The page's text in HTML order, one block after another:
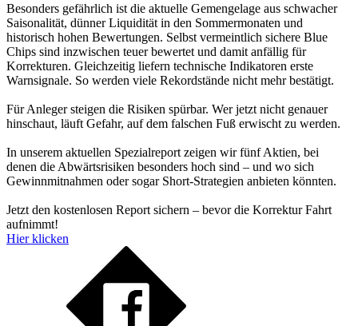
Besonders gefährlich ist die aktuelle Gemengelage aus schwacher
Saisonalität, dünner Liquidität in den Sommermonaten und
historisch hohen Bewertungen. Selbst vermeintlich sichere Blue
Chips sind inzwischen teuer bewertet und damit anfällig für
Korrekturen. Gleichzeitig liefern technische Indikatoren erste
Warnsignale. So werden viele Rekordstände nicht mehr bestätigt.
Für Anleger steigen die Risiken spürbar. Wer jetzt nicht genauer
hinschaut, läuft Gefahr, auf dem falschen Fuß erwischt zu werden.
In unserem aktuellen Spezialreport zeigen wir fünf Aktien, bei
denen die Abwärtsrisiken besonders hoch sind – und wo sich
Gewinnmitnahmen oder sogar Short-Strategien anbieten könnten.
Jetzt den kostenlosen Report sichern – bevor die Korrektur Fahrt
aufnimmt!
Hier klicken